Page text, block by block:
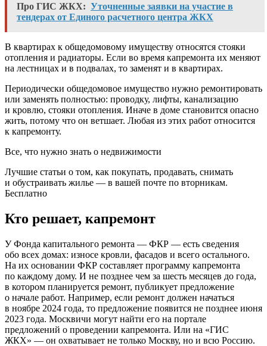
Про ГИС ЖКХ: Уточненные заявки на участие в
тендерах от Единого расчетного центра ЖКХ
В квартирах к общедомовому имуществу относятся стояки
отопления и радиаторы. Если во время капремонта их меняют
на лестницах и в подвалах, то заменят и в квартирах.
Периодически общедомовое имущество нужно ремонтировать
или заменять полностью: проводку, лифты, канализацию
и кровлю, стояки отопления. Иначе в доме становится опасно
жить, потому что он ветшает. Любая из этих работ относится
к капремонту.
Все, что нужно знать о недвижимости
Лучшие статьи о том, как покупать, продавать, снимать
и обустраивать жилье — в вашей почте по вторникам.
Бесплатно
Кто решает, капремонт
У Фонда капитального ремонта — ФКР — есть сведения
обо всех домах: износе кровли, фасадов и всего остального.
На их основании ФКР составляет программу капремонта
по каждому дому. И не позднее чем за шесть месяцев до года,
в котором планируется ремонт, публикует предложение
о начале работ. Например, если ремонт должен начаться
в ноябре 2024 года, то предложение появится не позднее июня
2023 года. Москвичи могут найти его на портале
предложений о проведении капремонта. Или на «ГИС
ЖКХ» — он охватывает не только Москву, но и всю Россию.